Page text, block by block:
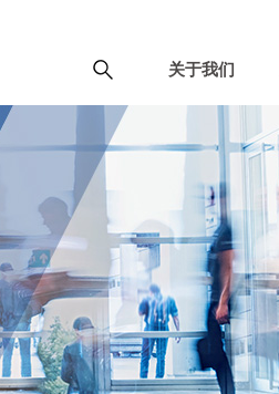
关于我们